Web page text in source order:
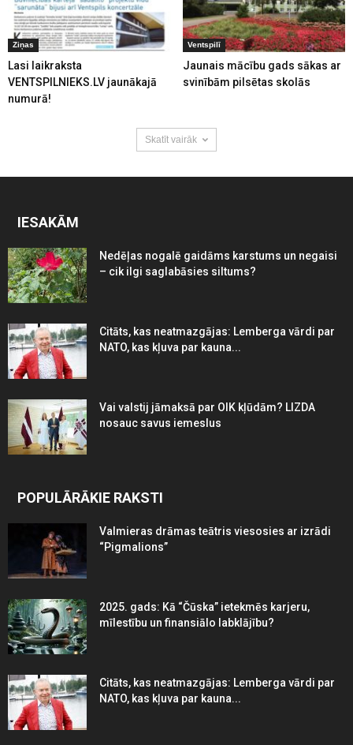
Ziņas
Lasi laikraksta
VENTSPILNIEKS.LV jaunākajā
numurā!
Ventspilī
Jaunais mācību gads sākas ar
svinībām pilsētas skolās
Skatīt vairāk
IESAKĀM
Nedēļas nogalē gaidāms karstums un negaisi
– cik ilgi saglabāsies siltums?
Citāts, kas neatmazgājas: Lemberga vārdi par
NATO, kas kļuva par kauna...
Vai valstij jāmaksā par OIK kļūdām? LIZDA
nosauc savus iemeslus
POPULĀRĀKIE RAKSTI
Valmieras drāmas teātris viesosies ar izrādi
“Pigmalions”
2025. gads: Kā “Čūska” ietekmēs karjeru,
mīlestību un finansiālo labklājību?
Citāts, kas neatmazgājas: Lemberga vārdi par
NATO, kas kļuva par kauna...